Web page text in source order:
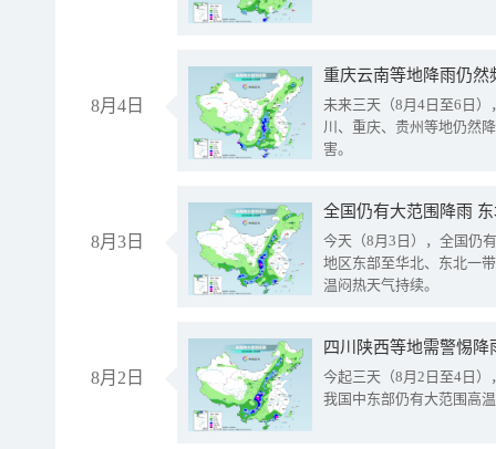
8月4日
重庆云南等地降雨仍然
未来三天（8月4日至6日
川、重庆、贵州等地仍然
害。
8月3日
全国仍有大范围降雨
今天（8月3日），全国仍
地区东部至华北、东北一
温闷热天气持续。
8月2日
今起三天（8月2日至4日
我国中东部仍有大范围高